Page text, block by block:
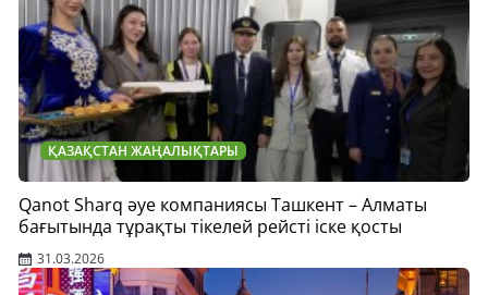
ҚАЗАҚСТАН ЖАҢАЛЫҚТАРЫ
Qanot Sharq әуе компаниясы Ташкент – Алматы
бағытында тұрақты тікелей рейсті іске қосты
31.03.2026